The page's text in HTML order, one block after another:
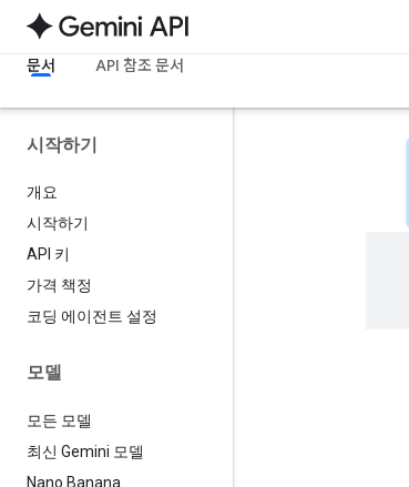
문서 API 참조 문서
시작하기
개요
시작하기
API 키
가격 책정
코딩 에이전트 설정
모델
모든 모델
최신 Gemini 모델
Nano Banana